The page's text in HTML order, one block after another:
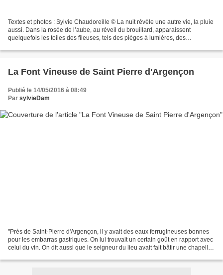
Textes et photos : Sylvie Chaudoreille © La nuit révèle une autre vie, la pluie
aussi. Dans la rosée de l’aube, au réveil du brouillard, apparaissent
quelquefois les toiles des fileuses, tels des pièges à lumières, des
La Font Vineuse de Saint Pierre d'Argençon
Publié le 14/05/2016 à 08:49
Par sylvieDam
"Près de Saint-Pierre d'Argençon, il y avait des eaux ferrugineuses bonnes
pour les embarras gastriques. On lui trouvait un certain goût en rapport avec
celui du vin. On dit aussi que le seigneur du lieu avait fait bâtir une chapelle